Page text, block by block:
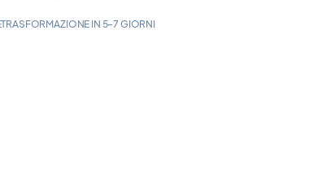
TRASFORMAZIONE IN 5–7 GIORNI